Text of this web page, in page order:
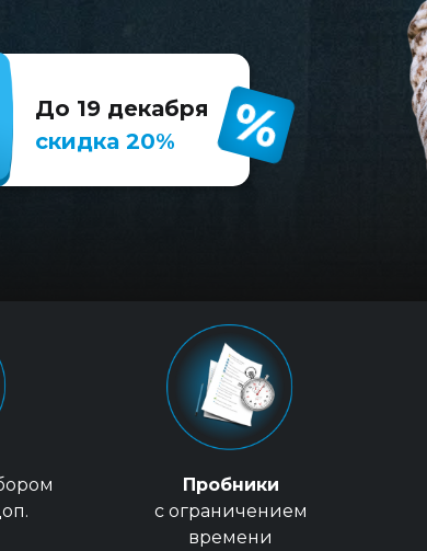
До 19 декабря
скидка 20%
Пробники
с ограничением
времени